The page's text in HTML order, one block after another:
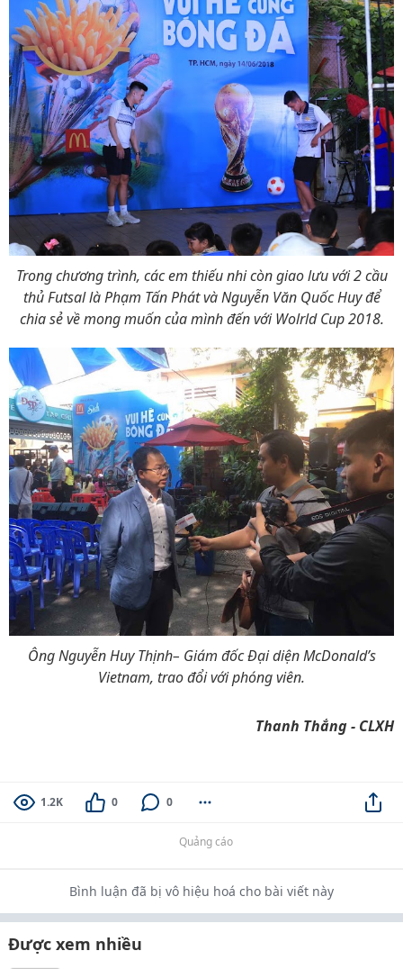
Trong chương trình, các em thiếu nhi còn giao lưu với 2 cầu
thủ Futsal là Phạm Tấn Phát và Nguyễn Văn Quốc Huy để
chia sẻ về mong muốn của mình đến với Wolrld Cup 2018.
Ông Nguyễn Huy Thịnh– Giám đốc Đại diện McDonald’s
Vietnam, trao đổi với phóng viên.​
Thanh Thắng - CLXH
1.2K 0 0
Quảng cáo
Bình luận đã bị vô hiệu hoá cho bài viết này
Được xem nhiều